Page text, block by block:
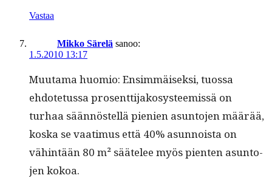
Vastaa
Mikko Särelä sanoo:
1.5.2010 13:17
Muu­ta­ma huomio: Ensim­mäisek­si, tuos­sa
ehdote­tus­sa pros­ent­ti­jakosys­tee­mis­sä on
turhaa sään­nöstel­lä pie­nien asun­to­jen määrää,
kos­ka se vaa­timus että 40% asun­noista on
vähin­tään 80 m² säätelee myös pien­ten asun­to­
jen kokoa.